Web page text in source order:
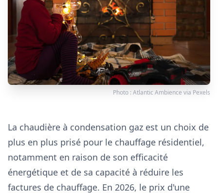
Photo :Atlantic Ambience via Pexels
La chaudière à condensation gaz est un choix de
plus en plus prisé pour le chauffage résidentiel,
notamment en raison de son efficacité
énergétique et de sa capacité à réduire les
factures de chauffage. En 2026, le prix d'une